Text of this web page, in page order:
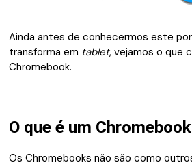
Ainda antes de conhecermos este
transforma em tablet, vejamos o que
Chromebook.
O que é um
Os Chromebooks não são como